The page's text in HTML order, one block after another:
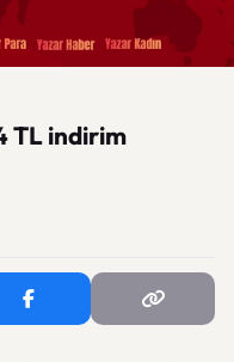
TL indirim